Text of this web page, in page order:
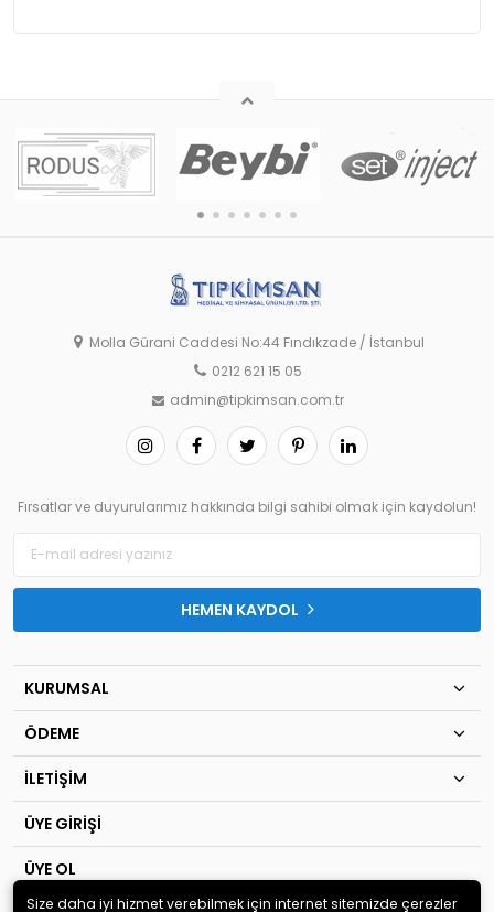
Molla Gürani Caddesi No:44 Fındıkzade / İstanbul
0212 621 15 05
admin@tipkimsan.com.tr
Fırsatlar ve duyurularımız hakkında bilgi sahibi olmak için kaydolun!
HEMEN KAYDOL
KURUMSAL
ÖDEME
İLETİŞİM
ÜYE GİRİŞİ
ÜYE OL
Size daha iyi hizmet verebilmek için internet sitemizde çerezler